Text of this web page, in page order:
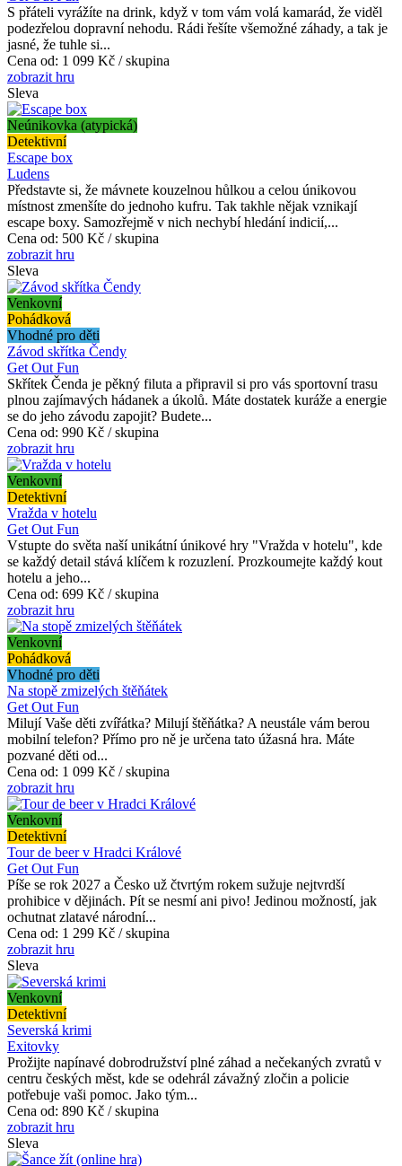
S přáteli vyrážíte na drink, když v tom vám volá kamarád, že viděl
podezřelou dopravní nehodu. Rádi řešíte všemožné záhady, a tak je
jasné, že tuhle si...
Cena od: 1 099 Kč / skupina
zobrazit hru
Sleva
Neúnikovka (atypická)
Detektivní
Escape box
Ludens
Představte si, že mávnete kouzelnou hůlkou a celou únikovou
místnost zmenšíte do jednoho kufru. Tak takhle nějak vznikají
escape boxy. Samozřejmě v nich nechybí hledání indicií,...
Cena od: 500 Kč / skupina
zobrazit hru
Sleva
Venkovní
Pohádková
Vhodné pro děti
Závod skřítka Čendy
Get Out Fun
Skřítek Čenda je pěkný filuta a připravil si pro vás sportovní trasu
plnou zajímavých hádanek a úkolů. Máte dostatek kuráže a energie
se do jeho závodu zapojit? Budete...
Cena od: 990 Kč / skupina
zobrazit hru
Venkovní
Detektivní
Vražda v hotelu
Get Out Fun
Vstupte do světa naší unikátní únikové hry "Vražda v hotelu", kde
se každý detail stává klíčem k rozuzlení. Prozkoumejte každý kout
hotelu a jeho...
Cena od: 699 Kč / skupina
zobrazit hru
Venkovní
Pohádková
Vhodné pro děti
Na stopě zmizelých štěňátek
Get Out Fun
Milují Vaše děti zvířátka? Milují štěňátka? A neustále vám berou
mobilní telefon? Přímo pro ně je určena tato úžasná hra. Máte
pozvané děti od...
Cena od: 1 099 Kč / skupina
zobrazit hru
Venkovní
Detektivní
Tour de beer v Hradci Králové
Get Out Fun
Píše se rok 2027 a Česko už čtvrtým rokem sužuje nejtvrdší
prohibice v dějinách. Pít se nesmí ani pivo! Jedinou možností, jak
ochutnat zlatavé národní...
Cena od: 1 299 Kč / skupina
zobrazit hru
Sleva
Venkovní
Detektivní
Severská krimi
Exitovky
Prožijte napínavé dobrodružství plné záhad a nečekaných zvratů v
centru českých měst, kde se odehrál závažný zločin a policie
potřebuje vaši pomoc. Jako tým...
Cena od: 890 Kč / skupina
zobrazit hru
Sleva